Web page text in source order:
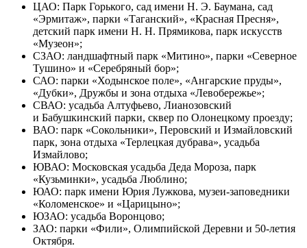
ЦАО: Парк Горького, сад имени Н. Э. Баумана, сад
«Эрмитаж», парки «Таганский», «Красная Пресня»,
детский парк имени Н. Н. Прямикова, парк искусств
«Музеон»;
СЗАО: ландшафтный парк «Митино», парки «Северное
Тушино» и «Серебряный бор»;
САО: парки «Ходынское поле», «Ангарские пруды»,
«Дубки», Дружбы и зона отдыха «Левобережье»;
СВАО: усадьба Алтуфьево, Лианозовский
и Бабушкинский парки, сквер по Олонецкому проезду;
ВАО: парк «Сокольники», Перовский и Измайловский
парк, зона отдыха «Терлецкая дубрава», усадьба
Измайлово;
ЮВАО: Московская усадьба Деда Мороза, парк
«Кузьминки», усадьба Люблино;
ЮАО: парк имени Юрия Лужкова, музеи-заповедники
«Коломенское» и «Царицыно»;
ЮЗАО: усадьба Воронцово;
ЗАО: парки «Фили», Олимпийской Деревни и 50-летия
Октября.